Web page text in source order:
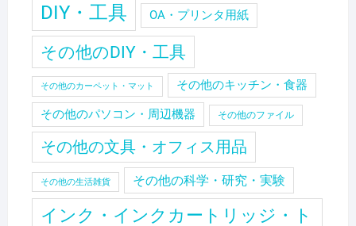
DIY・工具 OA・プリンタ用紙
その他のDIY・工具
その他のカーペット・マット その他のキッチン・食器
その他のパソコン・周辺機器 その他のファイル
その他の文具・オフィス用品
その他の生活雑貨 その他の科学・研究・実験
インク・インクカートリッジ・ト